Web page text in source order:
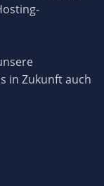
in Zukunft auch